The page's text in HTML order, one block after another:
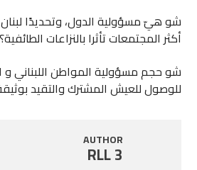
شو هيّ مسؤولية الدول، وتحديدًا
أكثر المجتمعات تأثرا بالنزاعات الطائفية؟
شو حجم مسؤولية المواطن اللبناني و
للوصول للعيش المشترك والتقيد
AUTHOR
RLL 3